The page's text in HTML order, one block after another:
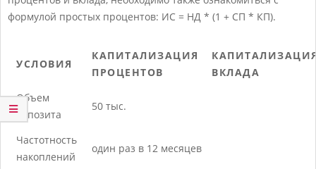
формулой простых процентов: ИС = НД * (1 + СП * КП).
УСЛОВИЯ
КАПИТАЛИЗАЦИЯ
ПРОЦЕНТОВ
ВКЛАДА
Объем
депозита
50 тыс.
Частотность
накоплений
один раз в 12 месяцев